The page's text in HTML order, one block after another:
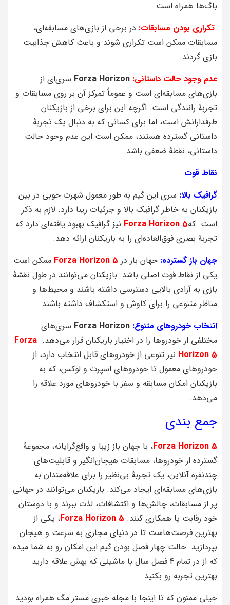
باگ‌ها همراه است.
تکراری بودن مسابقات: در برخی از بازی‌های مسابقه‌ای،
مسابقات ممکن است تکراری شوند و باعث کاهش جذابیت
بازی گردند.
عدم وجود حالت داستانی: Forza Horizon سری‌ای از
بازی‌های مسابقه‌ای است و عموماً تمرکز آن بر روی مسابقات و
تجربهٔ رانندگی است. اگرچه این برای برخی از بازیکنان
طرفدارانش است، اما برای کسانی که به دنبال یک تجربهٔ
داستانی گسترده هستند، ممکن است این عدم وجود حالت
داستانی، نقطهٔ ضعفی باشد.
نقاط قوت
گرافیک بالا: سری این گیم به طور معمول شهرت خوبی در بین
بازیکنان به خاطر گرافیک بالا و جزئیات زیبا دارد. لازم به ذکر
است کهForza Horizon 5 نیز گرافیک بهبود یافته‌ای دارد که
تجربهٔ بصری فوق‌العاده‌ای را به بازیکنان ارائه دهد.
جهان باز گسترده: جهان باز در Forza Horizon 5 ممکن است
یکی از نقاط قوت اصلی باشد. بازیکنان می‌توانند در طول نقشهٔ
بازی به آزادی بالایی دسترسی داشته باشند و محیط‌ها و
مناظر متنوعی را برای کاوش و استکشاف داشته باشند.
انتخاب خودروهای متنوع: Forza Horizon سری‌های
مختلفی از خودروها را در اختیار بازیکنان قرار می‌دهد. Forza
Horizon 5 نیز تنوعی از خودروهای قابل انتخاب دارد، از
خودروهای معمول تا خودروهای اسپرت و لوکس، که به
بازیکنان امکان مسابقه و سفر با خودروهای مورد علاقه را
می‌دهد.
جمع بندی
Forza Horizon 5، با جهان باز زیبا و واقع‌گرایانه، مجموعهٔ
گسترده از خودروها، مسابقات هیجان‌انگیز و قابلیت‌های
چندنفره آنلاین، یک تجربهٔ بی‌نظیر را برای علاقه‌مندان به
بازی‌های مسابقه‌ای ایجاد می‌کند. بازیکنان می‌توانند در جهانی
پر از مسابقات، چالش‌ها و اکتشافات، لذت ببرند و با دوستان
خود رقابت یا همکاری کنند. Forza Horizon 5، یکی از
بهترین فرصت‌هاست تا در دنیای مجازی به سرعت و هیجان
بپردازید. حالت چهار فصل بودن گیم این امکان رو به شما میده
که از در تمام 4 فصل سال با ماشینی که بهش علاقه دارید
بهترین تجربه رو بکنید.
خیلی ممنون که تا اینجا با مجله خبری مستر مگ همراه بودید